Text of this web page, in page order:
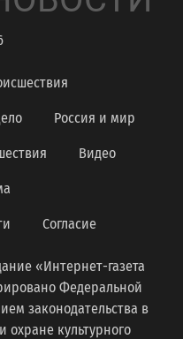
Россия и мир
Видео
Согласие
«Интернет-газета
Федеральной
законодательства в
культурного